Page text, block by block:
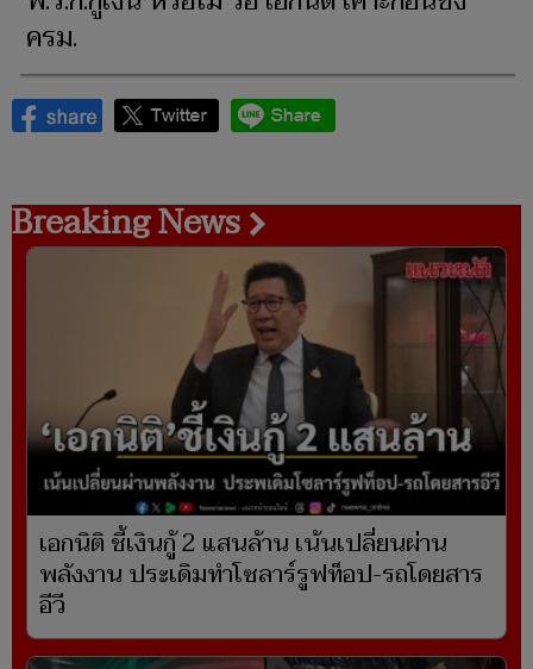
ครม.
Breaking News
เอกนิติ ชี้เงินกู้ 2 แสนล้าน เน้นเปลี่ยนผ่าน
พลังงาน ประเดิมทำโซลาร์รูฟท็อป-รถโดยสาร
อีวี